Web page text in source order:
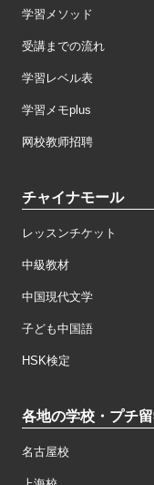
学習メソッド
受講までの流れ
学習レベル表
学習メモplus
网校教师招聘
チャイナモール
レッスンチケット
中級教材
中国現代文学
子ども中国語
HSK検定
各地の学校・プチ
名古屋校